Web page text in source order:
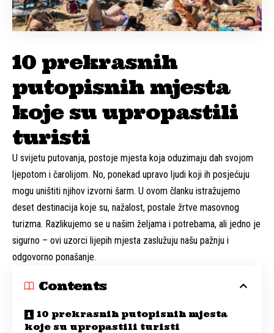
10 prekrasnih
putopisnih mjesta
koje su upropastili
turisti
U svijetu putovanja, postoje mjesta koja oduzimaju dah svojom
ljepotom i čarolijom. No, ponekad upravo ljudi koji ih posjećuju
mogu uništiti njihov izvorni šarm. U ovom članku istražujemo
deset destinacija koje su, nažalost, postale žrtve masovnog
turizma. Razlikujemo se u našim željama i potrebama, ali jedno je
sigurno – ovi uzorci lijepih mjesta zaslužuju našu pažnju i
odgovorno ponašanje.
Contents
10 prekrasnih putopisnih mjesta
koje su upropastili turisti